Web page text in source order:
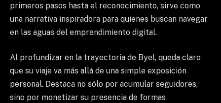
primeros pasos hasta el reconocimiento, sirve como
una narrativa inspiradora para quienes buscan navegar
en las aguas del emprendimiento digital.
Al profundizar en la trayectoria de Byel, queda claro
que su viaje va más allá de una simple exposición
personal. Destaca no sólo por acumular seguidores,
sino por monetizar su presencia de formas